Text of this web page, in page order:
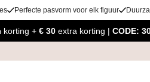
Perfecte pasvorm voor elk figuur
korting + € 30 extra korting | CODE: